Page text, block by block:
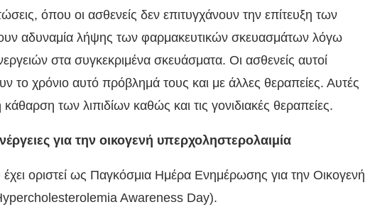
όπου οι ασθενείς δεν επιτυγχάνουν την επίτευξη των
αδυναμία λήψης των φαρμακευτικών σκευασμάτων λόγω
στα συγκεκριμένα σκευάσματα. Οι ασθενείς αυτοί
το χρόνιο αυτό πρόβλημά τους και με άλλες θεραπείες. Αυτές
των λιπιδίων καθώς και τις γονιδιακές θεραπείες.
για την οικογενή υπερχοληστερολαιμία
οριστεί ως Παγκόσμια Ημέρα Ενημέρωσης για την Οικογενή
Awareness Day).